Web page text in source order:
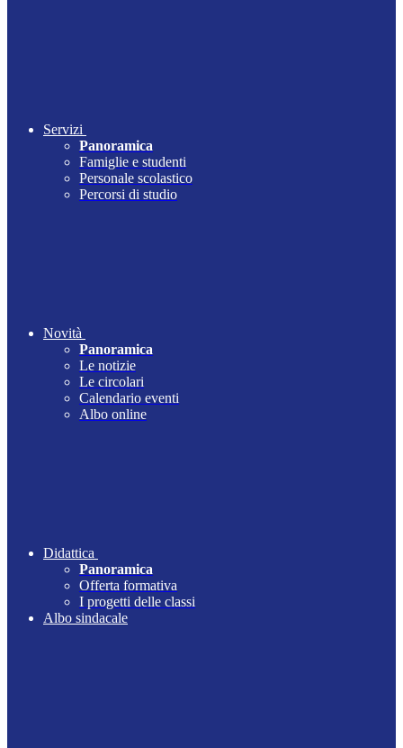
Servizi
Panoramica
Famiglie e studenti
Personale scolastico
Percorsi di studio
Novità
Panoramica
Le notizie
Le circolari
Calendario eventi
Albo online
Didattica
Panoramica
Offerta formativa
I progetti delle classi
Albo sindacale